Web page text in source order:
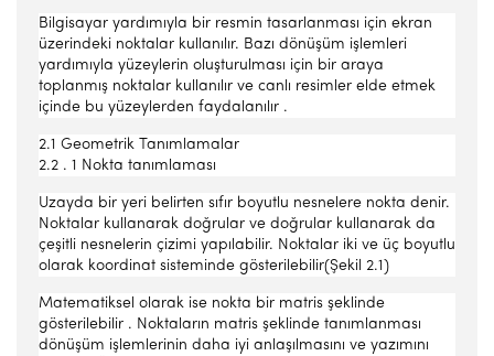
Bilgisayar yardımıyla bir resmin tasarlanması için ekran
üzerindeki noktalar kullanılır. Bazı dönüşüm işlemleri
yardımıyla yüzeylerin oluşturulması için bir araya
toplanmış noktalar kullanılır ve canlı resimler elde etmek
içinde bu yüzeylerden faydalanılır .
2.1 Geometrik Tanımlamalar
2.2 . 1 Nokta tanımlaması
Uzayda bir yeri belirten sıfır boyutlu nesnelere nokta denir.
Noktalar kullanarak doğrular ve doğrular kullanarak da
çeşitli nesnelerin çizimi yapılabilir. Noktalar iki ve üç boyutlu
olarak koordinat sisteminde gösterilebilir(Şekil 2.1)
Matematiksel olarak ise nokta bir matris şeklinde
gösterilebilir . Noktaların matris şeklinde tanımlanması
dönüşüm işlemlerinin daha iyi anlaşılmasını ve yazımını